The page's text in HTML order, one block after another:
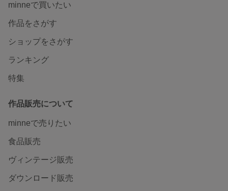
minneで買いたい
作品をさがす
ショップをさがす
ランキング
特集
作品販売について
minneで売りたい
食品販売
ヴィンテージ販売
ダウンロード販売